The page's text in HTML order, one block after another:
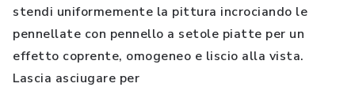
stendi uniformemente la pittura incrociando le
pennellate con pennello a setole piatte per un
effetto coprente, omogeneo e liscio alla vista.
Lascia asciugare per